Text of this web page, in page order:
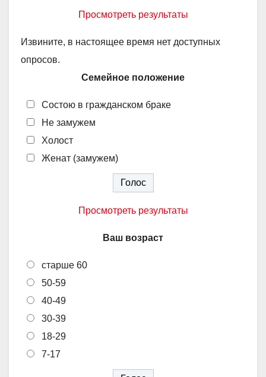
Просмотреть результаты
Извините, в настоящее время нет доступных
опросов.
Семейное положение
Состою в гражданском браке
Не замужем
Холост
Женат (замужем)
Просмотреть результаты
Ваш возраст
старше 60
50-59
40-49
30-39
18-29
7-17